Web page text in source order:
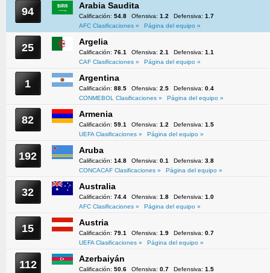
94 Arabia Saudita
Calificación: 54.8 Ofensiva: 1.2 Defensiva: 1.7
AFC Clasificaciones »
Página del equipo »
25 Argelia
Calificación: 76.1 Ofensiva: 2.1 Defensiva: 1.1
CAF Clasificaciones »
Página del equipo »
1 Argentina
Calificación: 88.5 Ofensiva: 2.5 Defensiva: 0.4
CONMEBOL Clasificaciones »
Página del equipo »
82 Armenia
Calificación: 59.1 Ofensiva: 1.2 Defensiva: 1.5
UEFA Clasificaciones »
Página del equipo »
192 Aruba
Calificación: 14.8 Ofensiva: 0.1 Defensiva: 3.8
CONCACAF Clasificaciones »
Página del equipo »
32 Australia
Calificación: 74.4 Ofensiva: 1.8 Defensiva: 1.0
AFC Clasificaciones »
Página del equipo »
15 Austria
Calificación: 79.1 Ofensiva: 1.9 Defensiva: 0.7
UEFA Clasificaciones »
Página del equipo »
112 Azerbaiyán
Calificación: 50.6 Ofensiva: 0.7 Defensiva: 1.5